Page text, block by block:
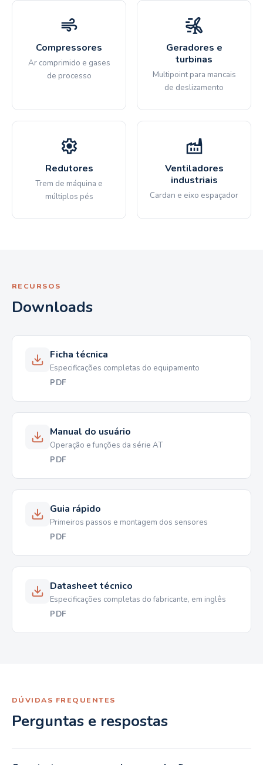
Compressores
Ar comprimido e gases
de processo
Geradores e
turbinas
Multipoint para mancais
de deslizamento
Redutores
Trem de máquina e
múltiplos pés
Ventiladores
industriais
Cardan e eixo espaçador
RECURSOS
Downloads
Ficha técnica
Especificações completas do equipamento
PDF
Manual do usuário
Operação e funções da série AT
PDF
Guia rápido
Primeiros passos e montagem dos sensores
PDF
Datasheet técnico
Especificações completas do fabricante, em inglês
PDF
DÚVIDAS FREQUENTES
Perguntas e respostas